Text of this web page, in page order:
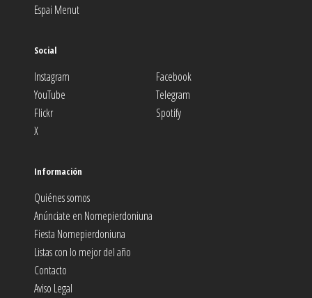
Espai Menut
Social
Instagram
Facebook
YouTube
Telegram
Flickr
Spotify
X
Información
Quiénes somos
Anúnciate en Nomepierdoniuna
Fiesta Nomepierdoniuna
Listas con lo mejor del año
Contacto
Aviso Legal